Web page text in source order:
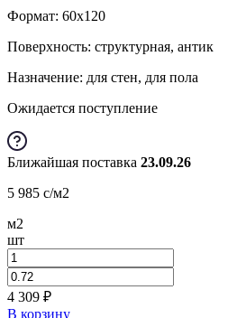
Формат: 60x120
Поверхность: структурная, антик
Назначение: для стен, для пола
Ожидается поступление
Ближайшая поставка 23.09.26
5 985 c/м2
м2
шт
4 309 ₽
В корзину